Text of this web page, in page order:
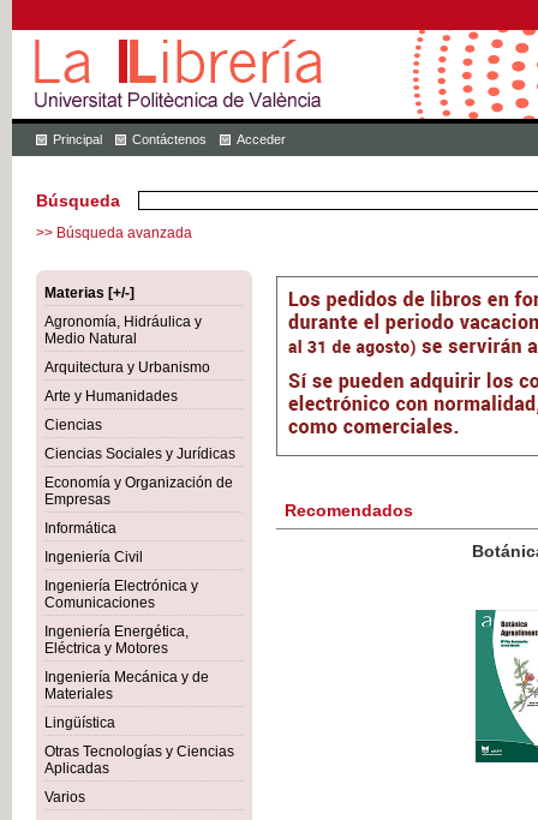
Principal Contáctenos Acceder
Búsqueda
>> Búsqueda avanzada
Materias [+/-]
Agronomía, Hidráulica y
Medio Natural
Arquitectura y Urbanismo
Arte y Humanidades
Ciencias
Ciencias Sociales y Jurídicas
Economía y Organización de
Empresas
Informática
Ingeniería Civil
Ingeniería Electrónica y
Comunicaciones
Ingeniería Energética,
Eléctrica y Motores
Ingeniería Mecánica y de
Materiales
Lingüística
Otras Tecnologías y Ciencias
Aplicadas
Varios
Recomendados
Botánica Agroalimentaria
IVA